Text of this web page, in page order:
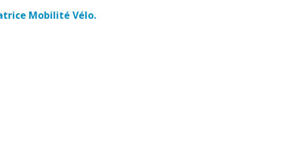
Mobilité Vélo.